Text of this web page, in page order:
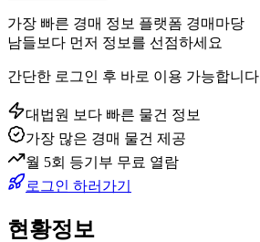
가장 빠른 경매 정보 플랫폼 경매마당
남들보다 먼저 정보를 선점하세요
간단한 로그인 후 바로 이용 가능합니다
대법원 보다 빠른 물건 정보
가장 많은 경매 물건 제공
월 5회 등기부 무료 열람
로그인 하러가기
현황정보